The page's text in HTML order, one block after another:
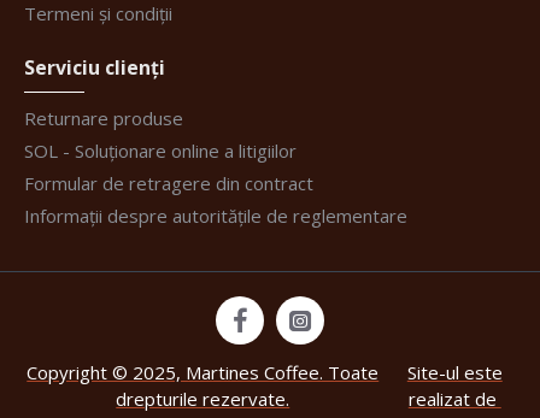
Termeni și condiții
Serviciu clienți
Returnare produse
SOL - Soluționare online a litigiilor
Formular de retragere din contract
Informații despre autoritățile de reglementare
Copyright © 2025, Martines Coffee. Toate
drepturile rezervate.
Site-ul este
realizat de